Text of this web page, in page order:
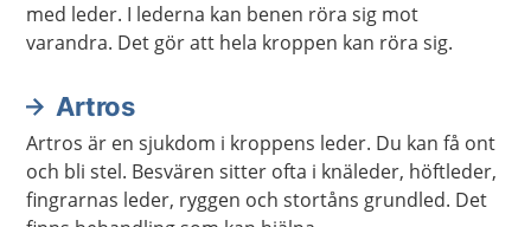
med leder. I lederna kan benen röra sig mot
varandra. Det gör att hela kroppen kan röra sig.
Artros
Artros är en sjukdom i kroppens leder. Du kan få ont
och bli stel. Besvären sitter ofta i knäleder, höftleder,
fingrarnas leder, ryggen och stortåns grundled. Det